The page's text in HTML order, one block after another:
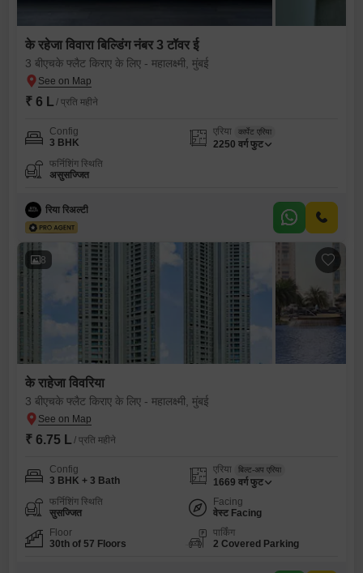
के रहेजा विवारा बिल्डिंग नंबर 3 टॉवर ई
3 बीएचके फ्लैट किराए के लिए - महालक्ष्मी, मुंबई
₹ 6 L / प्रति महीने
Config
3 BHK
एरिया कार्पेट एरिया
2250 वर्ग फुट
फर्निशिंग स्थिति
असुसज्जित
रिया रिअल्टी
8
के राहेजा विवरिया
3 बीएचके फ्लैट किराए के लिए - महालक्ष्मी, मुंबई
₹ 6.75 L / प्रति महीने
Config
3 BHK + 3 Bath
एरिया बिल्ट-अप एरिया
1669 वर्ग फुट
फर्निशिंग स्थिति
सुसज्जित
Facing
वेस्ट Facing
Floor
30th of 57 Floors
पार्किंग
2 Covered Parking